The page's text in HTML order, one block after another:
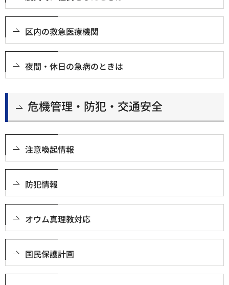
区内の救急医療機関
夜間・休日の急病のときは
危機管理・防犯・交通安全
注意喚起情報
防犯情報
オウム真理教対応
国民保護計画